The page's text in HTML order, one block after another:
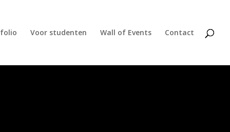
Voor studenten Wall of Events Contact